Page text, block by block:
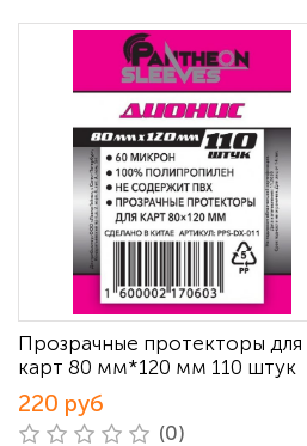
Прозрачные протекторы для
карт 80 мм*120 мм 110 штук
220 руб
(0)